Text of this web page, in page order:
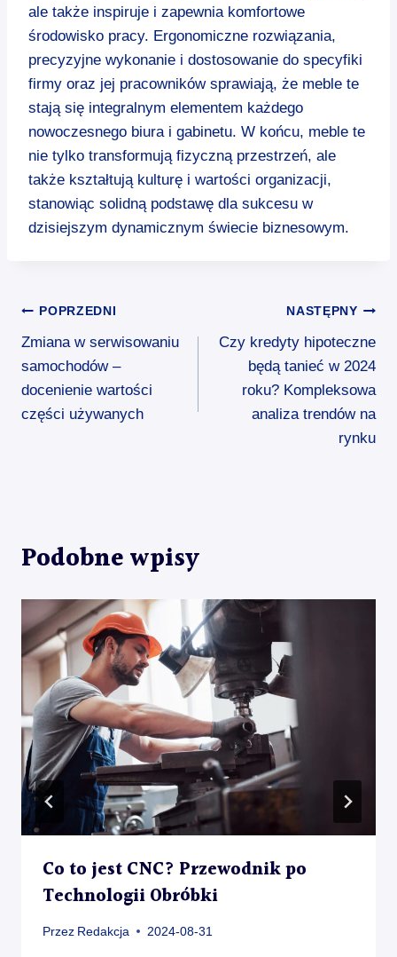
ale także inspiruje i zapewnia komfortowe
środowisko pracy. Ergonomiczne rozwiązania,
precyzyjne wykonanie i dostosowanie do specyfiki
firmy oraz jej pracowników sprawiają, że meble te
stają się integralnym elementem każdego
nowoczesnego biura i gabinetu. W końcu, meble te
nie tylko transformują fizyczną przestrzeń, ale
także kształtują kulturę i wartości organizacji,
stanowiąc solidną podstawę dla sukcesu w
dzisiejszym dynamicznym świecie biznesowym.
Nawigacja
wpisu
POPRZEDNI
Zmiana w serwisowaniu
samochodów –
docenienie wartości
części używanych
NASTĘPNY
Czy kredyty hipoteczne
będą tanieć w 2024
roku? Kompleksowa
analiza trendów na
rynku
Podobne wpisy
Co to jest CNC? Przewodnik po
Technologii Obróbki
Przez Redakcja 2024-08-31